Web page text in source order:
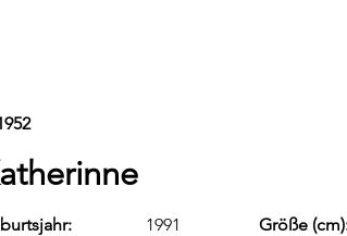
1991 Größe